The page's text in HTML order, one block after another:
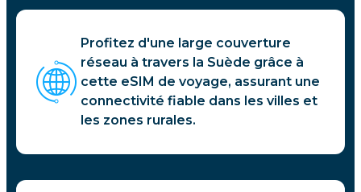
Profitez d'une large couverture
réseau à travers la Suède grâce à
cette eSIM de voyage, assurant une
connectivité fiable dans les villes et
les zones rurales.